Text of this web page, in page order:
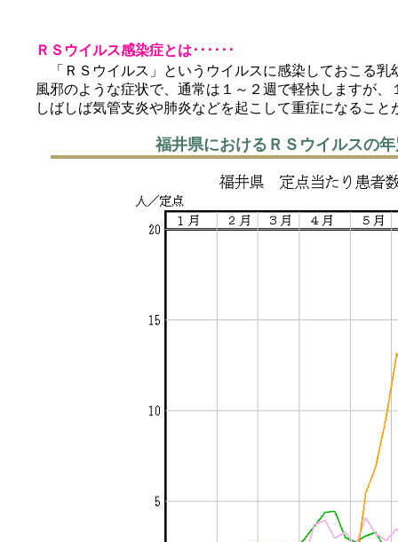
ＲＳウイルス感染症とは･･････
「ＲＳウイルス」というウイルスに感染しておこる乳
風邪のような症状で、通常は１～２週で軽快しますが、
しばしば気管支炎や肺炎などを起こして重症になること
福井県におけるＲＳウイルスの